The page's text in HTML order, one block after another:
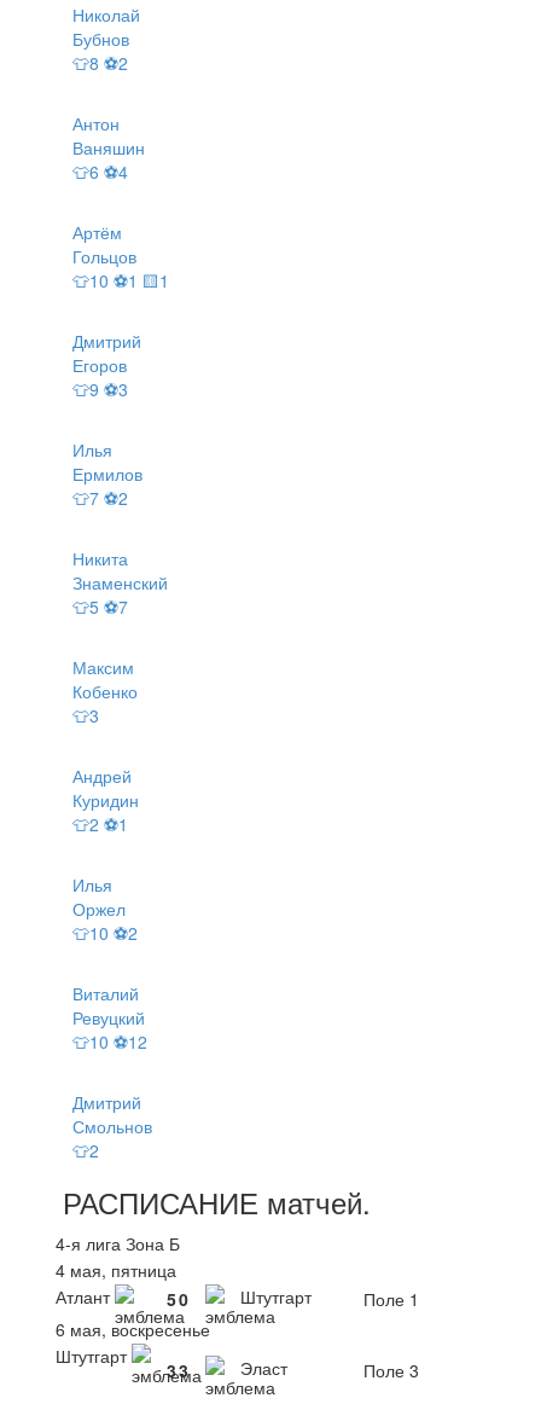
Николай
Бубнов
👕8 ⚽2
Антон
Ваняшин
👕6 ⚽4
Артём
Гольцов
👕10 ⚽1 🟨1
Дмитрий
Егоров
👕9 ⚽3
Илья
Ермилов
👕7 ⚽2
Никита
Знаменский
👕5 ⚽7
Максим
Кобенко
👕3
Андрей
Куридин
👕2 ⚽1
Илья
Оржел
👕10 ⚽2
Виталий
Ревуцкий
👕10 ⚽12
Дмитрий
Смольнов
👕2
РАСПИСАНИЕ матчей.
4-я лига Зона Б
4 мая, пятница
Атлант
50 Штутгарт
Поле 1
6 мая, воскресенье
Штутгарт
33 Эласт
Поле 3